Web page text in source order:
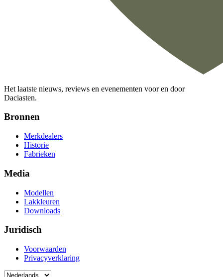
Het laatste nieuws, reviews en evenementen voor en door
Daciasten.
Bronnen
Merkdealers
Historie
Fabrieken
Media
Modellen
Lakkleuren
Downloads
Juridisch
Voorwaarden
Privacyverklaring